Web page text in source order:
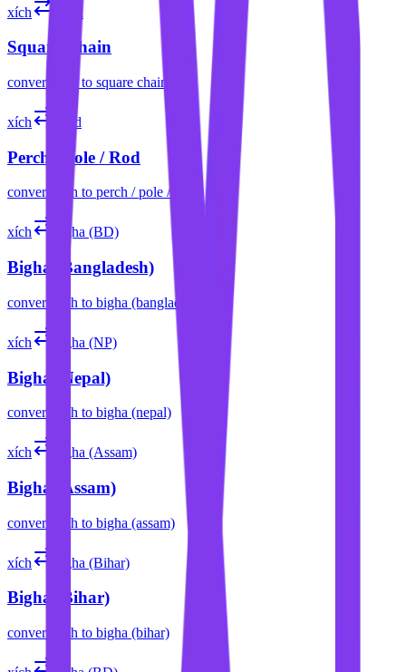
xích sq ch
Square Chain
convert to square chain
xích sq rd
Perch / Pole / Rod
convert xích to perch / pole / rod
xích bigha (BD)
Bigha (Bangladesh)
convert xích to bigha (bangladesh)
xích bigha (NP)
Bigha (Nepal)
convert xích to bigha (nepal)
xích bigha (Assam)
Bigha (Assam)
convert xích to bigha (assam)
xích bigha (Bihar)
Bigha (Bihar)
convert xích to bigha (bihar)